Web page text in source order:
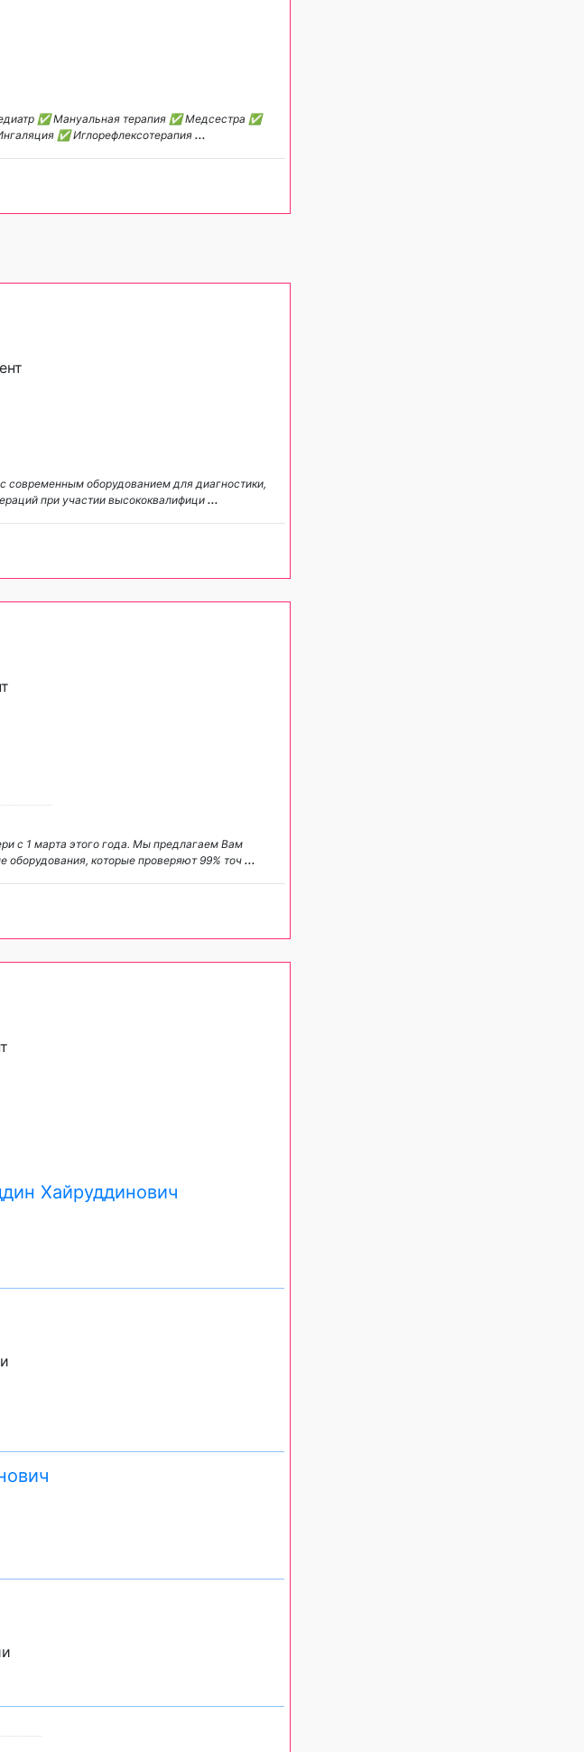
✅ Мануальная терапия ✅ Медсестра ✅
✅ Иглорефлексотерапия ...
современным оборудованием для диагностики,
при участии высококвалифици ...
с 1 марта этого года. Мы предлагаем Вам
которые проверяют 99% точ ...
Хайруддинович